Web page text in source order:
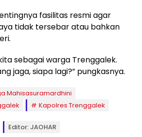
fasilitas resmi agar
tidak tersebar atau bahkan
sebagai warga Trenggalek.
jaga, siapa lagi?” pungkasnya.
Mahisasuramardhini
Kapolres Trenggalek
Editor: JAOHAR